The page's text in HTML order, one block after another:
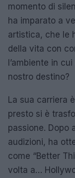
momento di
ha imparato a
artistica, che le
della vita con
l’ambiente in
nostro destino?
La sua carriera
presto si è
passione. Dopo
audizioni, ha
come “Better
volta a…